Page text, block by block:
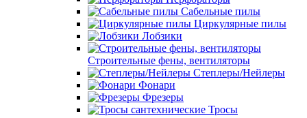
Сабельные пилы
Циркулярные пилы
Лобзики
Строительные фены, вентиляторы
Степлеры/Нейлеры
Фонари
Фрезеры
Тросы